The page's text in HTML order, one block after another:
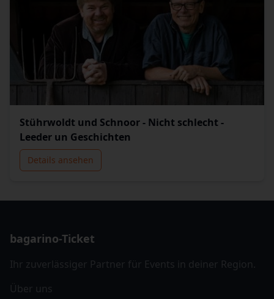
Stührwoldt und Schnoor - Nicht schlecht -
Leeder un Geschichten
Details ansehen
bagarino-Ticket
Ihr zuverlässiger Partner für Events in deiner Region.
Über uns